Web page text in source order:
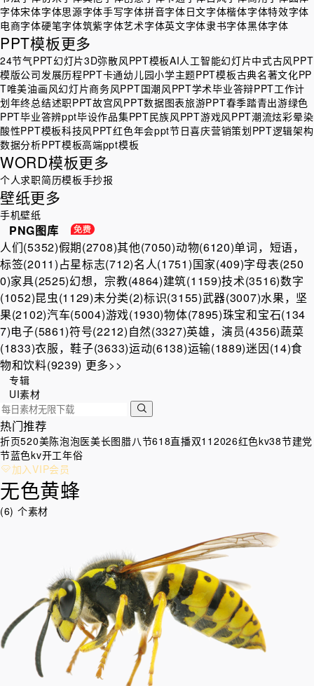
字体宋体字体思源字体手写字体拼音字体日文字体楷体字体特效字体
电商字体硬笔字体筑紫字体艺术字体英文字体隶书字体黑体字体
PPT模板更多
24节气PPT幻灯片3D弥散风PPT模板AI人工智能幻灯片中式古风PPT
模版公司发展历程PPT卡通幼儿园小学主题PPT模板古典名著文化PP
T唯美油画风幻灯片商务风PPT国潮风PPT学术毕业答辩PPT工作计
划年终总结述职PPT故宫风PPT数据图表旅游PPT春季踏青出游绿色
PPT毕业答辨ppt毕设作品集PPT民族风PPT游戏风PPT潮流炫彩晕染
酸性PPT模板科技风PPT红色年会ppt节日喜庆营销策划PPT逻辑架构
数据分析PPT模板高端ppt模板
WORD模板更多
个人求职简历模板手抄报
壁纸更多
手机壁纸
PNG图库
人们(5352)假期(2708)其他(7050)动物(6120)单词，短语，
标签(2011)占星标志(712)名人(1751)国家(409)字母表(250
0)家具(2525)幻想，宗教(4864)建筑(1159)技术(3516)数字
(1052)昆虫(1129)未分类(2)标识(3155)武器(3007)水果，坚
果(2102)汽车(5004)游戏(1930)物体(7895)珠宝和宝石(134
7)电子(5861)符号(2212)自然(3327)英雄，演员(4356)蔬菜
(1833)衣服，鞋子(3633)运动(6138)运输(1889)迷因(14)食
物和饮料(9239) 更多>>
专辑
UI素材
热门推荐
折页520美陈泡泡医美长图腊八节618直播双11 2026红色kv38节建党
节蓝色kv开工年俗
加入VIP会员
无色黄蜂
(6) 个素材